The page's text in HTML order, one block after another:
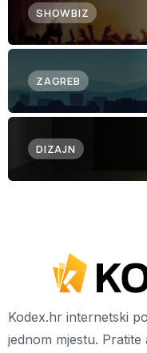
SHOWBIZ
ZAGREB
DIZAJN
Kodex.hr internetski
jednom mjestu.